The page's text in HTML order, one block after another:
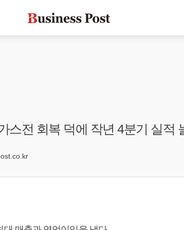
스전 회복 덕에 작년 4분기 실적